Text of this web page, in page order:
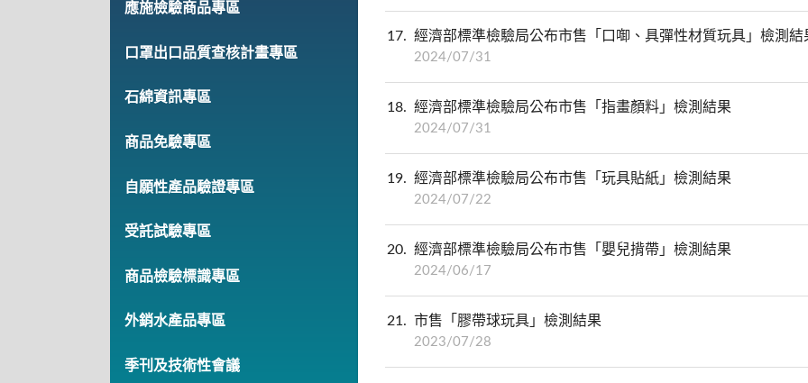
應施檢驗商品專區
口罩出口品質查核計畫專區
石綿資訊專區
商品免驗專區
自願性產品驗證專區
受託試驗專區
商品檢驗標識專區
外銷水產品專區
季刊及技術性會議
17 經濟部標準檢驗局公布市售「口啣、具彈性材質玩具」檢測結
2024/07/31
18 經濟部標準檢驗局公布市售「指畫顏料」檢測結果
2024/07/31
19 經濟部標準檢驗局公布市售「玩具貼紙」檢測結果
2024/07/22
20 經濟部標準檢驗局公布市售「嬰兒揹帶」檢測結果
2024/06/17
21 市售「膠帶球玩具」檢測結果
2023/07/28